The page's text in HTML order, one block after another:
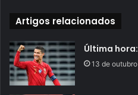
Artigos relacionados
Última
13 de